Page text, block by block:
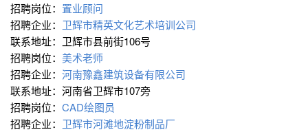
招聘岗位： 置业顾问
招聘企业： 卫辉市精英文化艺术培训公司
联系地址：卫辉市县前街106号
招聘岗位： 美术老师
招聘企业： 河南豫鑫建筑设备有限公司
联系地址：河南省卫辉市107旁
招聘岗位： CAD绘图员
招聘企业： 卫辉市河滩地淀粉制品厂